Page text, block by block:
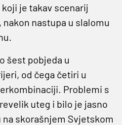
je takav scenarij
nakon nastupa u slalomu
šest pobjeda u
od čega četiri u
Problemi s
uteg i bilo je jasno
na skorašnjem Svjetskom